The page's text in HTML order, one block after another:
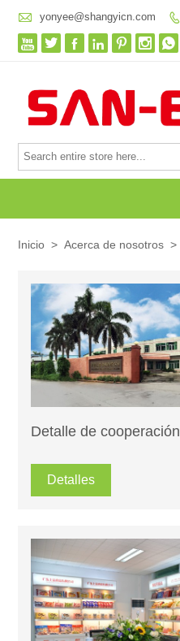
 yonyee@shangyicn.com 
      
Inicio > Acerca de nosotros >
Detalle de cooperación
Detalles